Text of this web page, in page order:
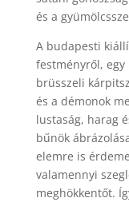
és a
A budapesti
festményről,
brüsszeli
és a démonok
lustaság, harag
bűnök
elemre is
valamennyi
meghökkentőt.